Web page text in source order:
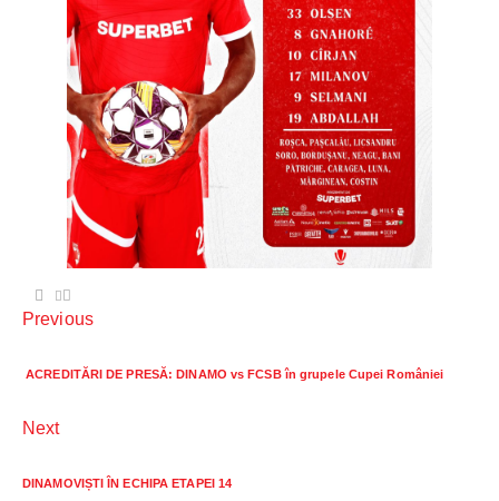
Previous
ACREDITĂRI DE PRESĂ: DINAMO vs FCSB în grupele Cupei României
Next
DINAMOVIȘTI ÎN ECHIPA ETAPEI 14